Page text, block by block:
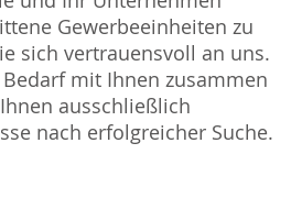
Gewerbeeinheiten zu
sich vertrauensvoll an uns.
mit Ihnen zusammen
ausschließlich
nach erfolgreicher Suche.